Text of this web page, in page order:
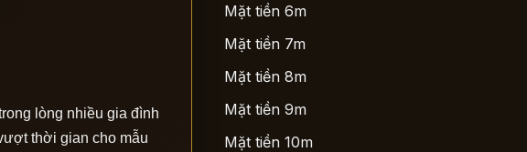
lòng nhiều gia đình
thời gian cho mẫu
Mặt tiền 6m
Mặt tiền 7m
Mặt tiền 8m
Mặt tiền 9m
Mặt tiền 10m